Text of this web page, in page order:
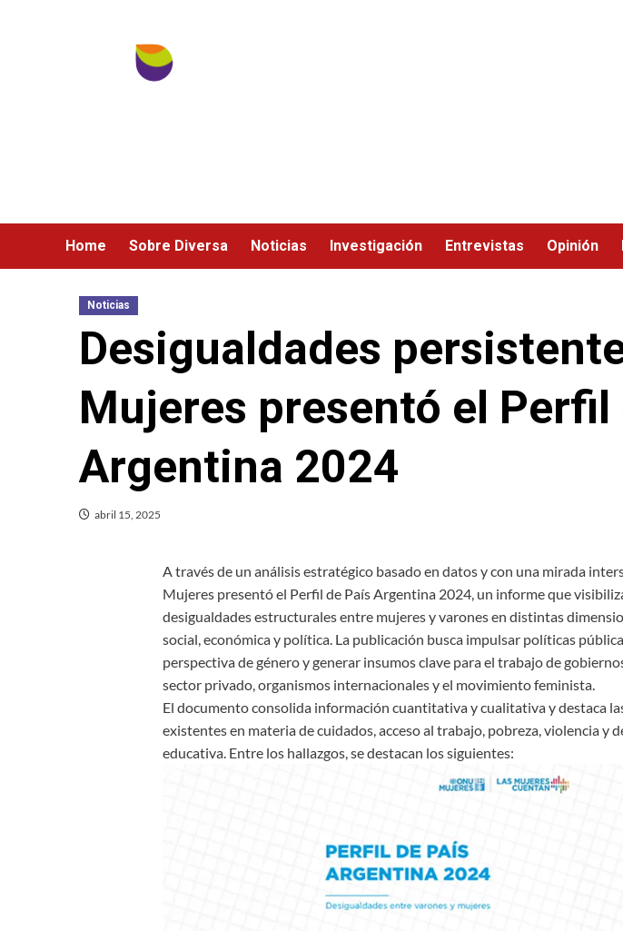
Home Sobre Diversa Noticias Investigación Entrevistas Opinión
Noticias
Desigualdades
Mujeres presentó el Perfil
Argentina 2024
abril 15, 2025
A través de un análisis estratégico basado en datos y con una mirada
Mujeres presentó el Perfil de País Argentina 2024, un informe que
desigualdades estructurales entre mujeres y varones en distintas
social, económica y política. La publicación busca impulsar políticas
perspectiva de género y generar insumos clave para el trabajo de
sector privado, organismos internacionales y el movimiento feminista.
El documento consolida información cuantitativa y cualitativa y destaca
existentes en materia de cuidados, acceso al trabajo, pobreza, violencia y
educativa. Entre los hallazgos, se destacan los siguientes: